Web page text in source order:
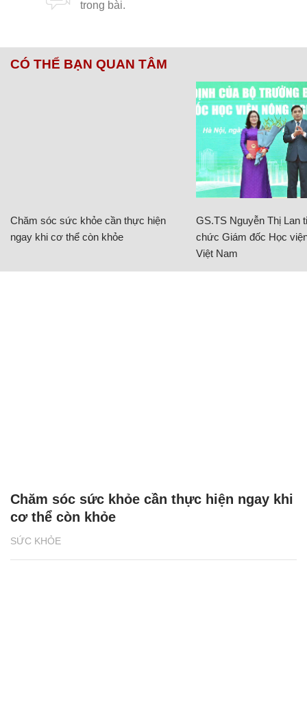
CÓ THỂ BẠN QUAN TÂM
Chăm sóc sức khỏe cần thực hiện
ngay khi cơ thể còn khỏe
GS.TS Nguyễn Thị Lan
chức Giám đốc Học
Việt Nam
SỨC KHỎE
Chăm sóc sức khỏe cần thực hiện ngay khi
cơ thể còn khỏe